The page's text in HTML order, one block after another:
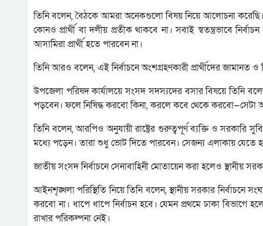
তিনি বলেন, বৈঠকে আমরা অনেকগুলো বিষয় নিয়ে আলোচনা করেছি।
কোনও প্রার্থী বা দলীয় প্রতীক থাকবে না। সবাই স্বতন্ত্রভাবে
আসামিরা প্রার্থী হতে পারবেন না।
তিনি আরও বলেন, এই নির্বাচনে অংশগ্রহণকারী প্রার্থীদের জামানত
উপজেলা পরিষদ কার্যালয়ে সংসদ সদস্যদের বসার বিষয়ে তিনি
পড়বেন। ফলে নিষিদ্ধ করবো কিনা, করলে কবে থেকে করবো—সেটা
তিনি বলেন, আরপিও অনুযায়ী রাষ্ট্রের গুরুত্বপূর্ণ ব্যক্তি ও সরকারি
মধ্যে পড়েন। তারা শুধু ভোট দিতে পারবেন। সেজন্য এলাকায় যেতে
জাতীয় সংসদ নির্বাচনে সেনাবাহিনী মোতায়েন করা হলেও স্থানীয়
আইনশৃঙ্খলা পরিস্থিতি নিয়ে তিনি বলেন, স্থানীয় সরকার নির্বাচনে
করবো না। ধাপে ধাপে নির্বাচন হবে। যেমন প্রথমে ঢাকা
রাখার পরিকল্পনা নেই।